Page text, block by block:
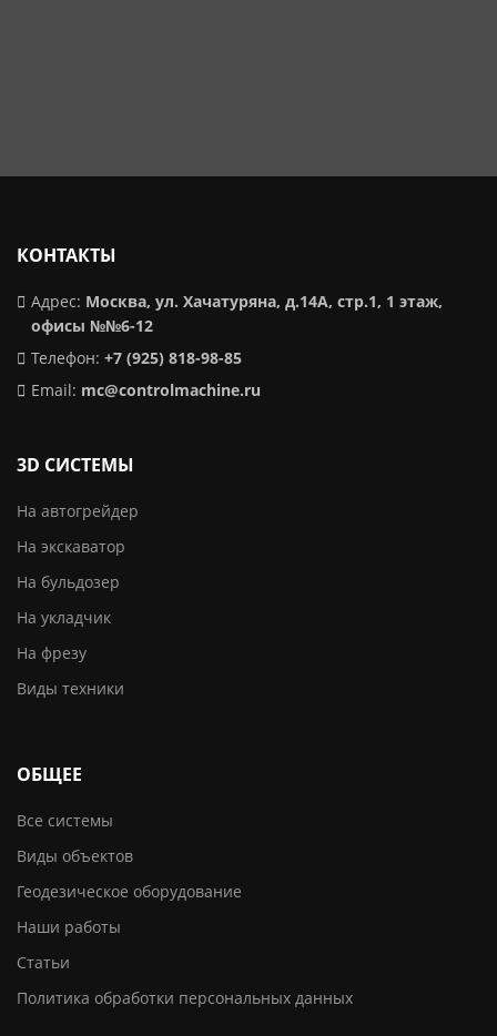
КОНТАКТЫ
Адрес: Москва, ул. Хачатуряна, д.14А, стр.1, 1 этаж,
офисы №№6-12
Телефон: +7 (925) 818-98-85
Email: mc@controlmachine.ru
3D CИСТЕМЫ
На автогрейдер
На экскаватор
На бульдозер
На укладчик
На фрезу
Виды техники
ОБЩЕЕ
Все системы
Виды объектов
Геодезическое оборудование
Наши работы
Статьи
Политика обработки персональных данных